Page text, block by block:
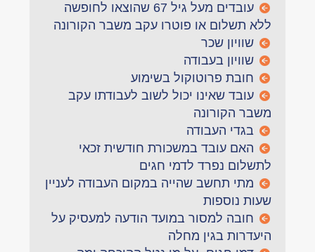
עובדים מעל גיל 67 שהוצאו לחופשה
ללא תשלום או פוטרו עקב משבר הקורונה
שוויון שכר
שוויון בעבודה
חובת פרוטוקול בשימוע
עובד שאינו יכול לשוב לעבודתו עקב
משבר הקורונה
בגדי העבודה
האם עובד במשכורת חודשית זכאי
לתשלום נפרד לדמי חגים
מתי תחשב שהייה במקום העבודה לעניין
שעות נוספות
חובה למסור במועד הודעה למעסיק על
היעדרות בגין מחלה